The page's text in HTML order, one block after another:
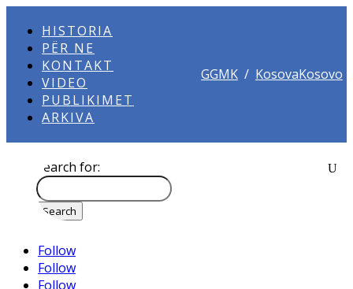
HISTORIA
PËR NE
KONTAKT
VIDEO
PUBLIKIMET
ARKIVA
GGMK / KosovaKosovo
Search for:
Follow
Follow
Follow